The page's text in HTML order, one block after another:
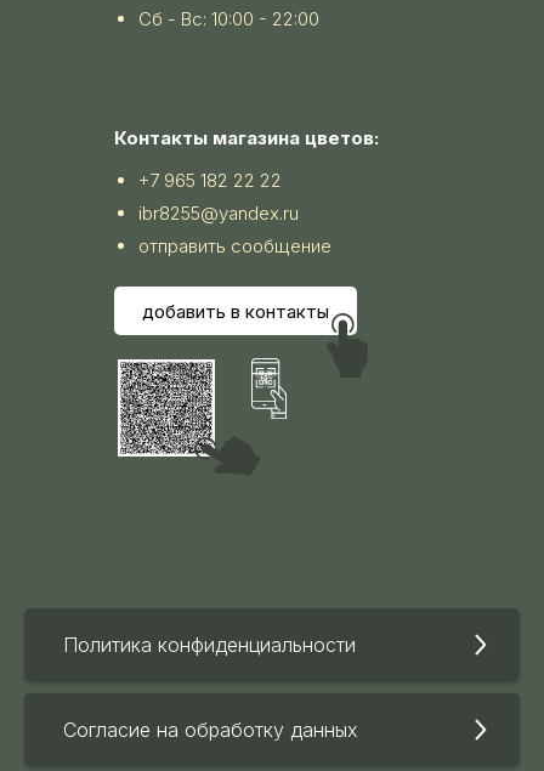
Сб - Вс: 10:00 - 22:00
Контакты магазина цветов:
+7 965 182 22 22
ibr8255@yandex.ru
отправить сообщение
добавить в контакты
Политика конфиденциальности
Согласие на обработку данных